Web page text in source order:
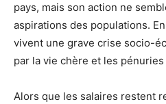
pays, mais son action ne
aspirations des populations.
vivent une grave crise socio-
par la vie chère et les
Alors que les salaires restent